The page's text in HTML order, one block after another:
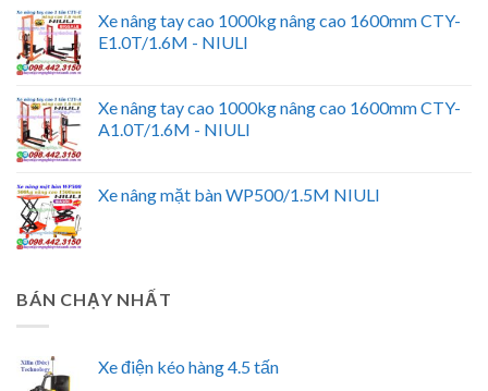
Xe nâng tay cao 1000kg nâng cao 1600mm CTY-
E1.0T/1.6M - NIULI
Xe nâng tay cao 1000kg nâng cao 1600mm CTY-
A1.0T/1.6M - NIULI
Xe nâng mặt bàn WP500/1.5M NIULI
BÁN CHẠY NHẤT
Xe điện kéo hàng 4.5 tấn